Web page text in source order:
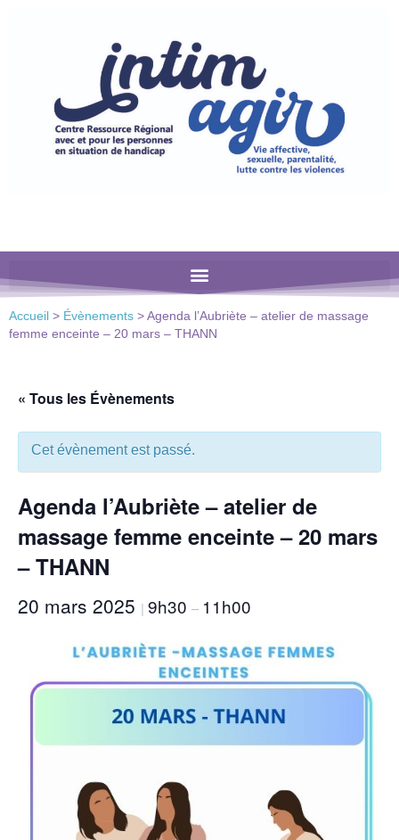
comprend
Accueil > Évènements > Agenda l’Aubriète – atelier de massage
femme enceinte – 20 mars – THANN
« Tous les Évènements
Cet évènement est passé.
Agenda l’Aubriète – atelier de
massage femme enceinte – 20 mars
– THANN
20 mars 2025 | 9h30 – 11h00